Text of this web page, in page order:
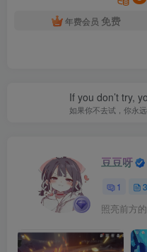
年费会员 免费
If you don’t try,
如果你不去试，你永
豆豆呀
1
照亮前方